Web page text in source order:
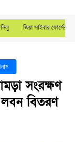
জিয়া সাইবার ফোর্সের কেন্দ্রীয়
সংরক্ষণ
লবন বিতরণ